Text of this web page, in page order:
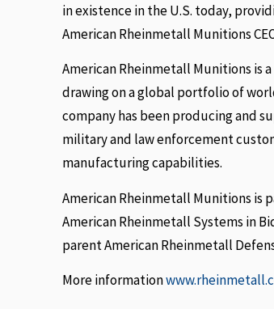
in existence in the U.S. today,
American Rheinmetall Munitions
American Rheinmetall Munitions is
drawing on a global portfolio of
company has been producing and
military and law enforcement
manufacturing capabilities.
American Rheinmetall Munitions is
American Rheinmetall Systems in
parent American Rheinmetall
More information